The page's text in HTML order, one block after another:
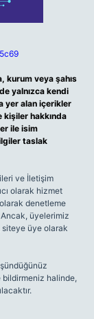
kurum veya şahıs
yalnızca kendi
yer alan içerikler
hakkında
ile isim
taslak
ve İletişim
olarak hizmet
denetleme
üyelerimiz
siteye üye olarak
bildirmeniz halinde,